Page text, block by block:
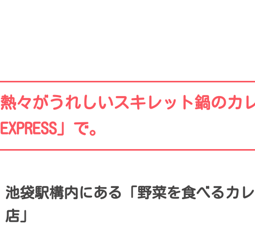
熱々がうれしいスキレット鍋のカ
EXPRESS」で。
池袋駅構内にある「野菜を食べるカ
店」